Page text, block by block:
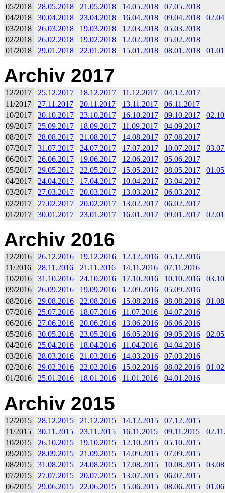
05/2018
28.05.2018 21.05.2018 14.05.2018
07.05.2018
04/2018
30.04.2018 23.04.2018 16.04.2018 09.04.2018
03/2018
26.03.2018 19.03.2018 12.03.2018
05.03.2018
02/2018
26.02.2018 19.02.2018 12.02.2018
05.02.2018
01/2018
29.01.2018 22.01.2018 15.01.2018 08.01.2018
Archiv 2017
12/2017 25.12.2017 18.12.2017 11.12.2017
04.12.2017
11/2017
27.11.2017 20.11.2017 13.11.2017
06.11.2017
10/2017
30.10.2017 23.10.2017 16.10.2017 09.10.2017
09/2017
25.09.2017 18.09.2017 11.09.2017
04.09.2017
08/2017
28.08.2017 21.08.2017 14.08.2017
07.08.2017
07/2017
31.07.2017 24.07.2017 17.07.2017 10.07.2017
06/2017
26.06.2017 19.06.2017 12.06.2017
05.06.2017
05/2017
29.05.2017 22.05.2017 15.05.2017 08.05.2017
04/2017
24.04.2017 17.04.2017 10.04.2017
03.04.2017
03/2017
27.03.2017 20.03.2017 13.03.2017
06.03.2017
02/2017
27.02.2017 20.02.2017 13.02.2017
06.02.2017
01/2017
30.01.2017 23.01.2017 16.01.2017 09.01.2017
Archiv 2016
12/2016 26.12.2016 19.12.2016 12.12.2016
05.12.2016
11/2016
28.11.2016 21.11.2016 14.11.2016
07.11.2016
10/2016
31.10.2016 24.10.2016 17.10.2016 10.10.2016
09/2016
26.09.2016 19.09.2016 12.09.2016
05.09.2016
08/2016
29.08.2016 22.08.2016 15.08.2016 08.08.2016
07/2016
25.07.2016 18.07.2016 11.07.2016
04.07.2016
06/2016
27.06.2016 20.06.2016 13.06.2016
06.06.2016
05/2016
30.05.2016 23.05.2016 16.05.2016 09.05.2016
04/2016
25.04.2016 18.04.2016 11.04.2016
04.04.2016
03/2016
28.03.2016 21.03.2016 14.03.2016
07.03.2016
02/2016
29.02.2016 22.02.2016 15.02.2016 08.02.2016
01/2016
25.01.2016 18.01.2016 11.01.2016 04.01.2016
Archiv 2015
12/2015 28.12.2015 21.12.2015 14.12.2015
07.12.2015
11/2015
30.11.2015 23.11.2015 16.11.2015 09.11.2015
10/2015
26.10.2015 19.10.2015 12.10.2015
05.10.2015
09/2015
28.09.2015 21.09.2015 14.09.2015
07.09.2015
08/2015
31.08.2015 24.08.2015 17.08.2015 10.08.2015
07/2015
27.07.2015 20.07.2015 13.07.2015
06.07.2015
06/2015
29.06.2015 22.06.2015 15.06.2015 08.06.2015